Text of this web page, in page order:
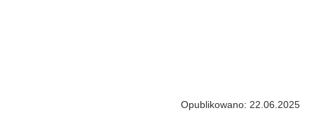
Opublikowano: 22.06.2025